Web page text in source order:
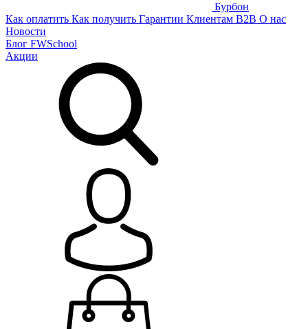
Бурбон
Как оплатить Как получить Гарантии Клиентам B2B О нас
Новости
Блог FWSchool
Акции